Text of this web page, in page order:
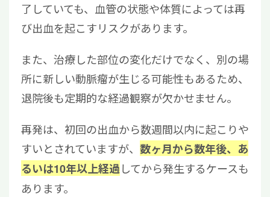
了していても、血管の状態や体質によっては再
び出血を起こすリスクがあります。
また、治療した部位の変化だけでなく、別の場
所に新しい動脈瘤が生じる可能性もあるため、
退院後も定期的な経過観察が欠かせません。
再発は、初回の出血から数週間以内に起こりや
すいとされていますが、 数ヶ月から数年後、あ
るいは10年以上経過してから発生するケースも
あります。